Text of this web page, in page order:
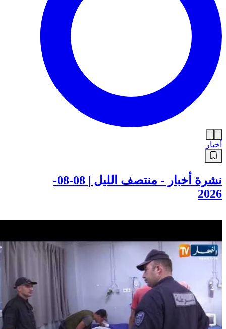
أخبار
نشرة أخبار - منتصف الليل | 08-08-
2026